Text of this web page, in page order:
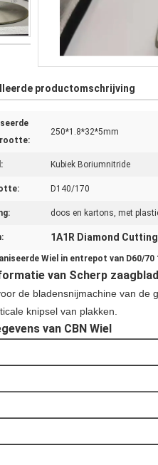
productomschrijving
250*1.8*32*5mm
Kubiek Boriumnitride
D140/170
doos en kartons, met
1A1R Diamond
Wiel in entrepot van D60/
van Scherp zaagblad
de bladensnijmachine van de
knipsel van plakken.
van CBN Wiel